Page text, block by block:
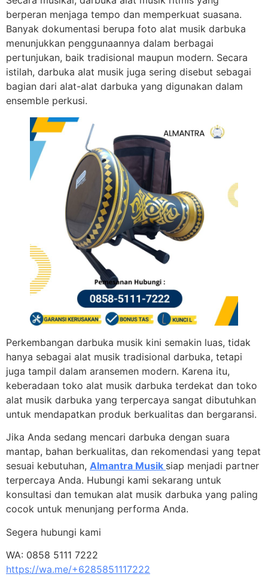
berperan menjaga tempo dan memperkuat suasana.
Banyak dokumentasi berupa foto alat musik darbuka
menunjukkan penggunaannya dalam berbagai
pertunjukan, baik tradisional maupun modern. Secara
istilah, darbuka alat musik juga sering disebut sebagai
bagian dari alat-alat darbuka yang digunakan dalam
ensemble perkusi.
Perkembangan darbuka musik kini semakin luas, tidak
hanya sebagai alat musik tradisional darbuka, tetapi
juga tampil dalam aransemen modern. Karena itu,
keberadaan toko alat musik darbuka terdekat dan toko
alat musik darbuka yang terpercaya sangat dibutuhkan
untuk mendapatkan produk berkualitas dan bergaransi.
Jika Anda sedang mencari darbuka dengan suara
mantap, bahan berkualitas, dan rekomendasi yang tepat
sesuai kebutuhan, Almantra Musik siap menjadi partner
terpercaya Anda. Hubungi kami sekarang untuk
konsultasi dan temukan alat musik darbuka yang paling
cocok untuk menunjang performa Anda.
Segera hubungi kami
WA: 0858 5111 7222
https://wa.me/+6285851117222